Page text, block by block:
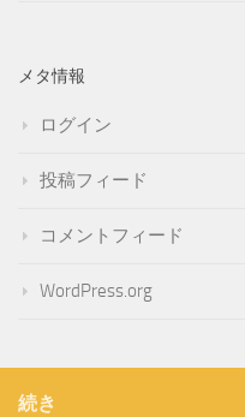
メタ情報
ログイン
投稿フィード
コメントフィード
WordPress.org
続き